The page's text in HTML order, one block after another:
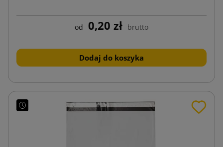
od 0,20 zł brutto
Dodaj do koszyka